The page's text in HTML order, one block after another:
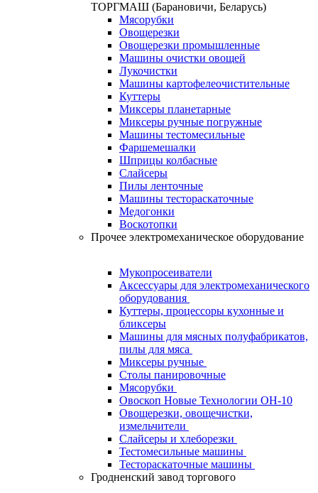
ТОРГМАШ (Барановичи, Беларусь)
Мясорубки
Овощерезки
Овощерезки промышленные
Машины очистки овощей
Лукочистки
Машины картофелеочистительные
Куттеры
Миксеры планетарные
Миксеры ручные погружные
Машины тестомесильные
Фаршемешалки
Шприцы колбасные
Слайсеры
Пилы ленточные
Машины тестораскаточные
Медогонки
Воскотопки
Прочее электромеханическое оборудование
Мукопросеиватели
Аксессуары для электромеханического
оборудования
Куттеры, процессоры кухонные и
бликсеры
Машины для мясных полуфабрикатов,
пилы для мяса
Миксеры ручные
Столы панировочные
Мясорубки
Овоскоп Новые Технологии ОН-10
Овощерезки, овощечистки,
измельчители
Слайсеры и хлеборезки
Тестомесильные машины
Тестораскаточные машины
Гродненский завод торгового